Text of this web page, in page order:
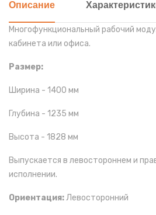
Описание
Многофункциональный рабочий
кабинета или офиса.
Размер:
Ширина - 1400 мм
Глубина - 1235 мм
Высота - 1828 мм
Выпускается в левостороннем и
исполнении.
Ориентация:Левосторонний